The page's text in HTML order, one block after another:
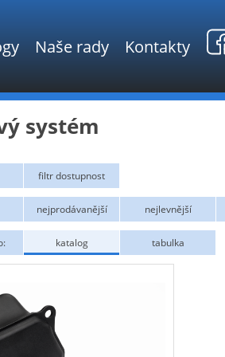
Naše rady Kontakty
systém
filtr dostupnost
nejprodávanější nejlevnější
katalog tabulka